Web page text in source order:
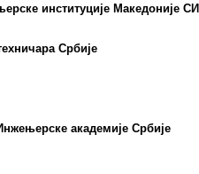
институције Македоније
Србије
академије Србије